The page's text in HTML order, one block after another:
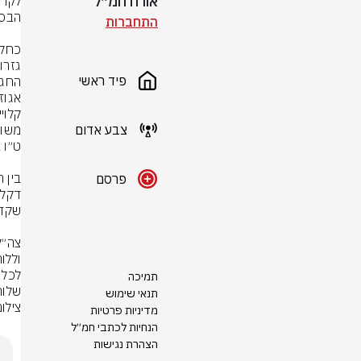
התחברות
פיד ראשי
צבע אדום
פרסם
תמיכה
תנאי שימוש
מדיניות פרטיות
הנחיות לכתבי חמ״ל
הצהרת נגישות
שלוחה